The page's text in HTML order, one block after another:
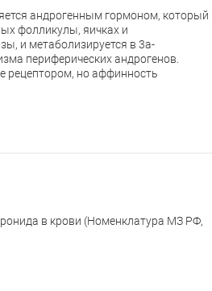
андрогенным гормоном, который
фолликулы, яичках и
и метаболизируется в 3а-
периферических андрогенов.
рецептором, но аффинность
в крови (Номенклатура МЗ РФ,